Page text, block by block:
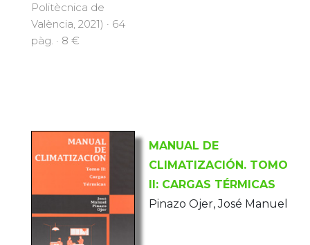
Politècnica de
València, 2021) · 64
pàg. · 8 €
MANUAL DE
CLIMATIZACIÓN. TOMO
II: CARGAS TÉRMICAS
Pinazo Ojer, José Manuel